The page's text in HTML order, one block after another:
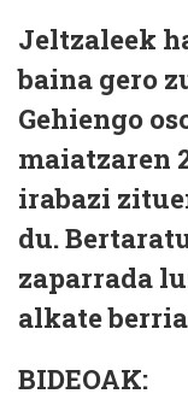
Jeltzaleek
baina gero
Gehiengo
maiatzaren
irabazi
du.
zaparrada
alkate
BIDEOAK: